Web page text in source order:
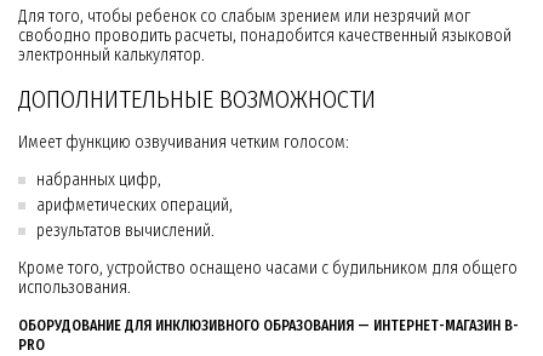
Для того, чтобы ребенок со слабым зрением или незрячий мог
свободно проводить расчеты, понадобится качественный языковой
электронный калькулятор.
ДОПОЛНИТЕЛЬНЫЕ ВОЗМОЖНОСТИ
Имеет функцию озвучивания четким голосом:
набранных цифр,
арифметических операций,
результатов вычислений.
Кроме того, устройство оснащено часами с будильником для общего
использования.
ОБОРУДОВАНИЕ ДЛЯ ИНКЛЮЗИВНОГО ОБРАЗОВАНИЯ — ИНТЕРНЕТ-МАГАЗИН B-
PRO